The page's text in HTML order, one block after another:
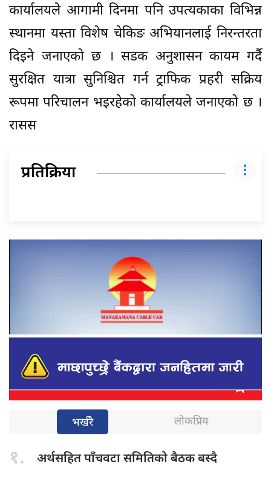
कार्यालयले आगामी दिनमा पनि उपत्यकाका विभिन्न
स्थानमा यस्ता विशेष चेकिङ अभियानलाई निरन्तरता
दिइने जनाएको छ । सडक अनुशासन कायम गर्दै
सुरक्षित यात्रा सुनिश्चित गर्न ट्राफिक प्रहरी सक्रिय
रूपमा परिचालन भइरहेको कार्यालयले जनाएको छ ।
रासस
प्रतिक्रिया
भर्खरै लोकप्रिय
१. अर्थसहित पाँचवटासमितिको बैठक बस्दै